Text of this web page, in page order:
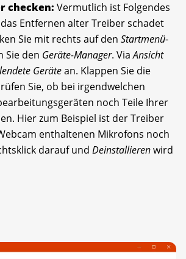
checken: Vermutlich ist Folgendes
Entfernen alter Treiber schadet
Sie mit rechts auf den Startmenü-
Sie den Geräte-Manager. ViaAnsicht
Gerätean. Klappen Sie die
Sie, ob bei irgendwelchen
noch Teile Ihrer
Hier zum Beispiel ist der Treiber
enthaltenen Mikrofons noch
darauf und Deinstallierenwird